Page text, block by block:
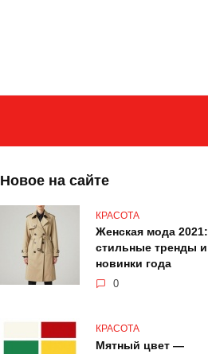
Новое на сайте
КРАСОТА
Женская мода 2021:
стильные тренды и
новинки года
0
КРАСОТА
Мятный цвет —